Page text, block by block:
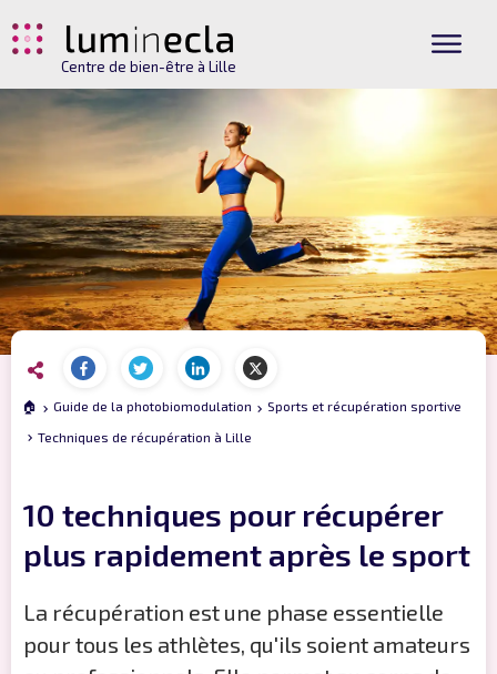
Centre de bien-être à Lille
🏠 Guide de la photobiomodulation
Sports et récupération sportive
Techniques de récupération à Lille
10 techniques pour récupérer
plus rapidement après le sport
La récupération est une phase essentielle
pour tous les athlètes, qu'ils soient amateurs